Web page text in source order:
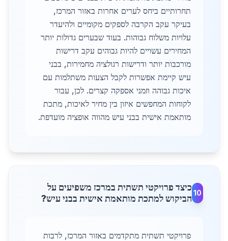
תחרותיים ביחס לערים אחרות באזור המרכז,
בעיקר עקב הקרבה לספקים מקומיים ולהיעדר
עלויות משלוח גבוהות. בעוד שבערים גדולות יותר
המחירים עשויים להיות גבוהים עקב דרישות
מורכבות יותר ודרישות רגולציה מחמירות, בבני
עיש קיימת אפשרות לקבל הצעות משתלמות עם
איכות גבוהה וזמני אספקה קצרים. לכן, עבור
לקוחות המחפשים איזון בין מחיר לאיכות, מתכת
מותאמת אישית בבני עיש מהווה אופציה מועדפת.
10
כיצד פרויקטי תשתית במרכז משפיעים על
הביקוש למתכת מותאמת אישית בבני עיש?
פרויקטי תשתית מתקדמים באזור המרכז, לרבות